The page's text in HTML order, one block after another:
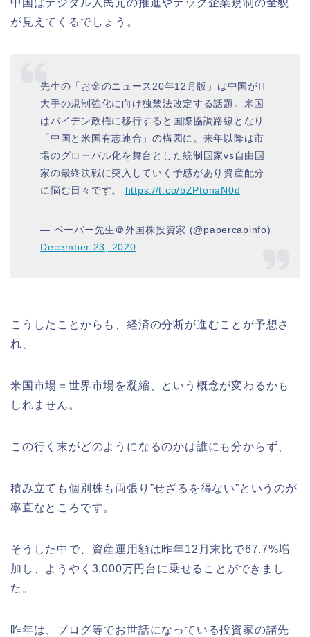
が見えてくるでしょう。
先生の「お金のニュース20年12月版」は中国がIT
大手の規制強化に向け独禁法改定する話題。米国
はバイデン政権に移行すると国際協調路線となり
「中国と米国有志連合」の構図に。来年以降は市
場のグローバル化を舞台とした統制国家vs自由国
家の最終決戦に突入していく予感があり資産配分
に悩む日々です。 https://t.co/bZPtonaN0d
— ペーパー先生＠外国株投資家 (@papercapinfo)
December 23, 2020
こうしたことからも、経済の分断が進むことが予想さ
れ、
米国市場＝世界市場を凝縮、という概念が変わるかも
しれません。
この行く末がどのようになるのかは誰にも分からず、
積み立ても個別株も両張り”せざるを得ない”というのが
率直なところです。
そうした中で、資産運用額は昨年12月末比で67.7%増
加し、ようやく3,000万円台に乗せることができまし
た。
昨年は、ブログ等でお世話になっている投資家の諸先